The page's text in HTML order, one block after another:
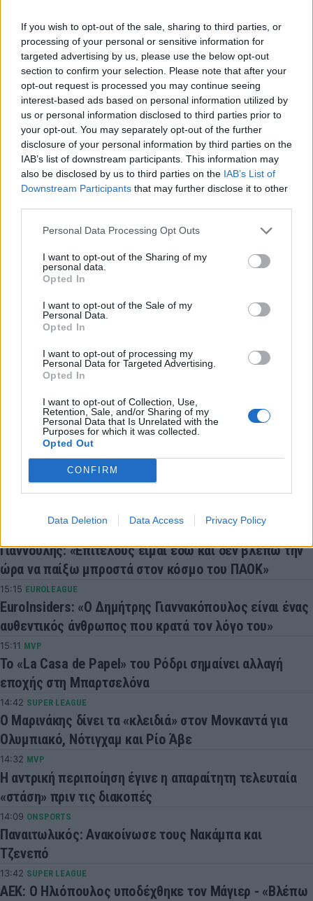
If you wish to opt-out of the sale, sharing to third parties, or
processing of your personal or sensitive information for
targeted advertising by us, please use the below opt-out
section to confirm your selection. Please note that after your
opt-out request is processed you may continue seeing
interest-based ads based on personal information utilized by
us or personal information disclosed to third parties prior to
your opt-out. You may separately opt-out of the further
disclosure of your personal information by third parties on the
IAB’s list of downstream participants. This information may
also be disclosed by us to third parties on the IAB’s List of
Downstream Participants that may further disclose it to other
Personal Data Processing Opt Outs
I want to opt-out of the Sharing of my
personal data.
Opted In
I want to opt-out of the Sale of my
Personal Data.
Opted In
I want to opt-out of processing my
Personal Data for Targeted Advertising.
Opted In
I want to opt-out of Collection, Use,
Retention, Sale, and/or Sharing of my
Personal Data that Is Unrelated with the
Purposes for which it was collected.
Opted Out
CONFIRM
Data Deletion Data Access Privacy Policy
7. Μαρία Σάκκαρη (ΕΛΛΑΔΑ) 3.451
8. Ντάρια Καζάτκινα (Λευκορωσία) 3.375
9. Μπελίντα Μπέντσιτς (Ελβετία) 3.360
10. Ελενα Ριμπάκινα (Καζακστάν) 2.935
Παιχνίδι από παντού στη Novibet με το
νέο Mobile App
Μαρία Σάκκαρη
Παγκόσμια Κατάταξη Τένις
COMMENTS
Συνδεθείτε για να σχολιάσετε
Γιαννούλης: «Επιτέλους είμαι εδώ και δεν βλέπω την
ώρα να παίξω μπροστά στον κόσμο του ΠΑΟΚ»
15:15 EUROLEAGUE
EuroInsiders: «Ο Δημήτρης Γιαννακόπουλος είναι ένας
αυθεντικός άνθρωπος που κρατά τον λόγο του»
15:11 MVP
Το «La Casa de Papel» του Ρόδρι σημαίνει αλλαγή
εποχής στη Μπαρτσελόνα
14:42 SUPER LEAGUE
Ο Μαρινάκης δίνει τα «κλειδιά» στον Μονκαντά για
Ολυμπιακό, Νότιγχαμ και Ρίο Άβε
14:32 MVP
Η αντρική περιποίηση έγινε η απαραίτητη τελευταία
«στάση» πριν τις διακοπές
14:09 ONSPORTS
Παναιτωλικός: Ανακοίνωσε τους Νακάμπα και
Τζενεπό
13:42 SUPER LEAGUE
ΑΕΚ: Ο Ηλιόπουλος υποδέχθηκε τον Μάγιερ - «Βλέπω